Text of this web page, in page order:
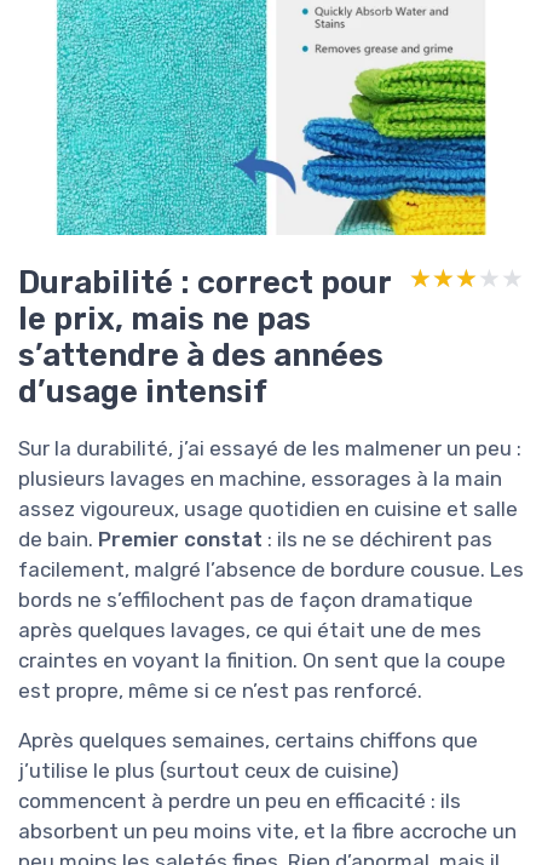
Durabilité : correct pour
le prix, mais ne pas
s’attendre à des années
d’usage intensif
★★★★★
★★★★★
Sur la durabilité, j’ai essayé de les malmener un peu :
plusieurs lavages en machine, essorages à la main
assez vigoureux, usage quotidien en cuisine et salle
de bain. Premier constat : ils ne se déchirent pas
facilement, malgré l’absence de bordure cousue. Les
bords ne s’effilochent pas de façon dramatique
après quelques lavages, ce qui était une de mes
craintes en voyant la finition. On sent que la coupe
est propre, même si ce n’est pas renforcé.
Après quelques semaines, certains chiffons que
j’utilise le plus (surtout ceux de cuisine)
commencent à perdre un peu en efficacité : ils
absorbent un peu moins vite, et la fibre accroche un